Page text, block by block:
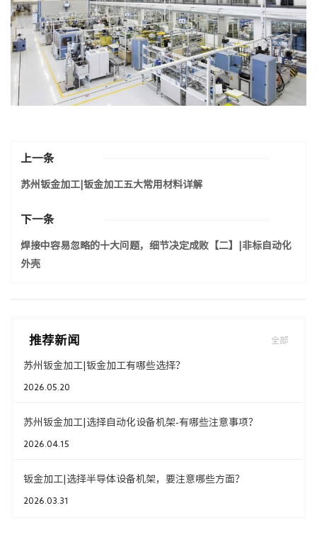
上一条
苏州钣金加工|钣金加工五大常用材料详解
下一条
焊接中容易忽略的十大问题，细节决定成败【二】|非标自动化
外壳
推荐新闻 全部
苏州钣金加工|钣金加工有哪些选择？
2026.05.20
苏州钣金加工|选择自动化设备机架-有哪些注意事项？
2026.04.15
钣金加工|选择半导体设备机架，要注意哪些方面？
2026.03.31